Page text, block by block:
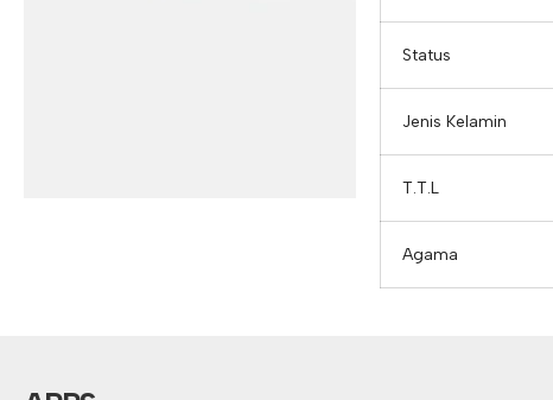
Status
Jenis Kelamin
T.T.L
Agama